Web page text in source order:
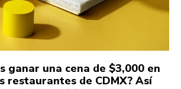
ganar una cena de $3,000 en
restaurantes de CDMX? Así